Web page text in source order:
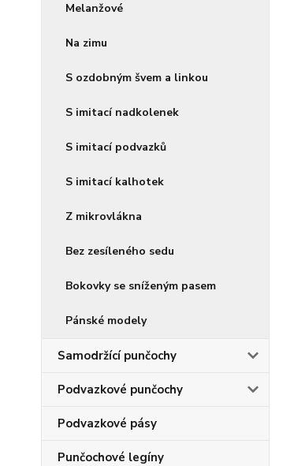
Melanžové
Na zimu
S ozdobným švem a linkou
S imitací nadkolenek
S imitací podvazků
S imitací kalhotek
Z mikrovlákna
Bez zesíleného sedu
Bokovky se sníženým pasem
Pánské modely
Samodržící punčochy
Podvazkové punčochy
Podvazkové pásy
Punčochové legíny